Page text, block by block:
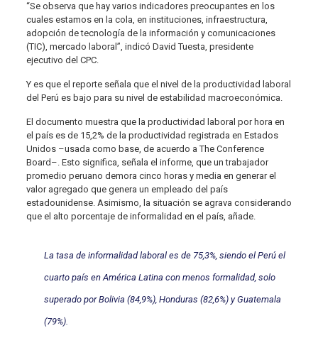
“Se observa que hay varios indicadores preocupantes en los
cuales estamos en la cola, en instituciones, infraestructura,
adopción de tecnología de la información y comunicaciones
(TIC), mercado laboral”, indicó David Tuesta, presidente
ejecutivo del CPC.
Y es que el reporte señala que el nivel de la productividad laboral
del Perú es bajo para su nivel de estabilidad macroeconómica.
El documento muestra que la productividad laboral por hora en
el país es de 15,2% de la productividad registrada en Estados
Unidos –usada como base, de acuerdo a The Conference
Board–. Esto significa, señala el informe, que un trabajador
promedio peruano demora cinco horas y media en generar el
valor agregado que genera un empleado del país
estadounidense. Asimismo, la situación se agrava considerando
que el alto porcentaje de informalidad en el país, añade.
La tasa de informalidad laboral es de 75,3%, siendo el Perú el
cuarto país en América Latina con menos formalidad, solo
superado por Bolivia (84,9%), Honduras (82,6%) y Guatemala
(79%).